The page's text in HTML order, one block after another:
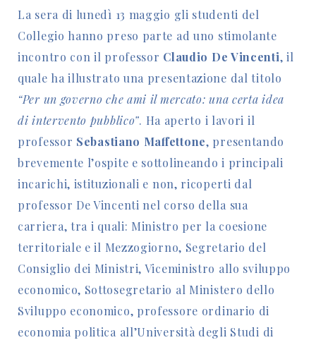
La sera di lunedì 13 maggio gli studenti del
Collegio hanno preso parte ad uno stimolante
incontro con il professor Claudio De Vincenti, il
quale ha illustrato una presentazione dal titolo
“Per un governo che ami il mercato: una certa idea
di intervento pubblico”. Ha aperto i lavori il
professor Sebastiano Maffettone, presentando
brevemente l’ospite e sottolineando i principali
incarichi, istituzionali e non, ricoperti dal
professor De Vincenti nel corso della sua
carriera, tra i quali: Ministro per la coesione
territoriale e il Mezzogiorno, Segretario del
Consiglio dei Ministri, Viceministro allo sviluppo
economico, Sottosegretario al Ministero dello
Sviluppo economico, professore ordinario di
economia politica all’Università degli Studi di